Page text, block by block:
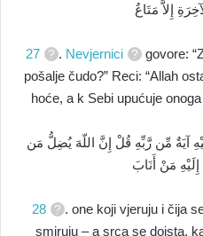
إِلاَّ مَتَاعٌ
27 . Nevjernici
govore:
pošalje čudo?” Reci: “Allah
hoće, a k Sebi upućuje
آيَةٌ مِّن رَّبِّهِ قُلْ إِنَّ اللّهَ يُضِلُّ مَن
مَنْ أَنَابَ
28
. one koji vjeruju i čija
smiruju – a srca se doista,